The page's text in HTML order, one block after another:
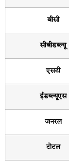
बीसी
सीबीडब्ल्यू
एसटी
ईडब्ल्यूएस
जनरल
टोटल